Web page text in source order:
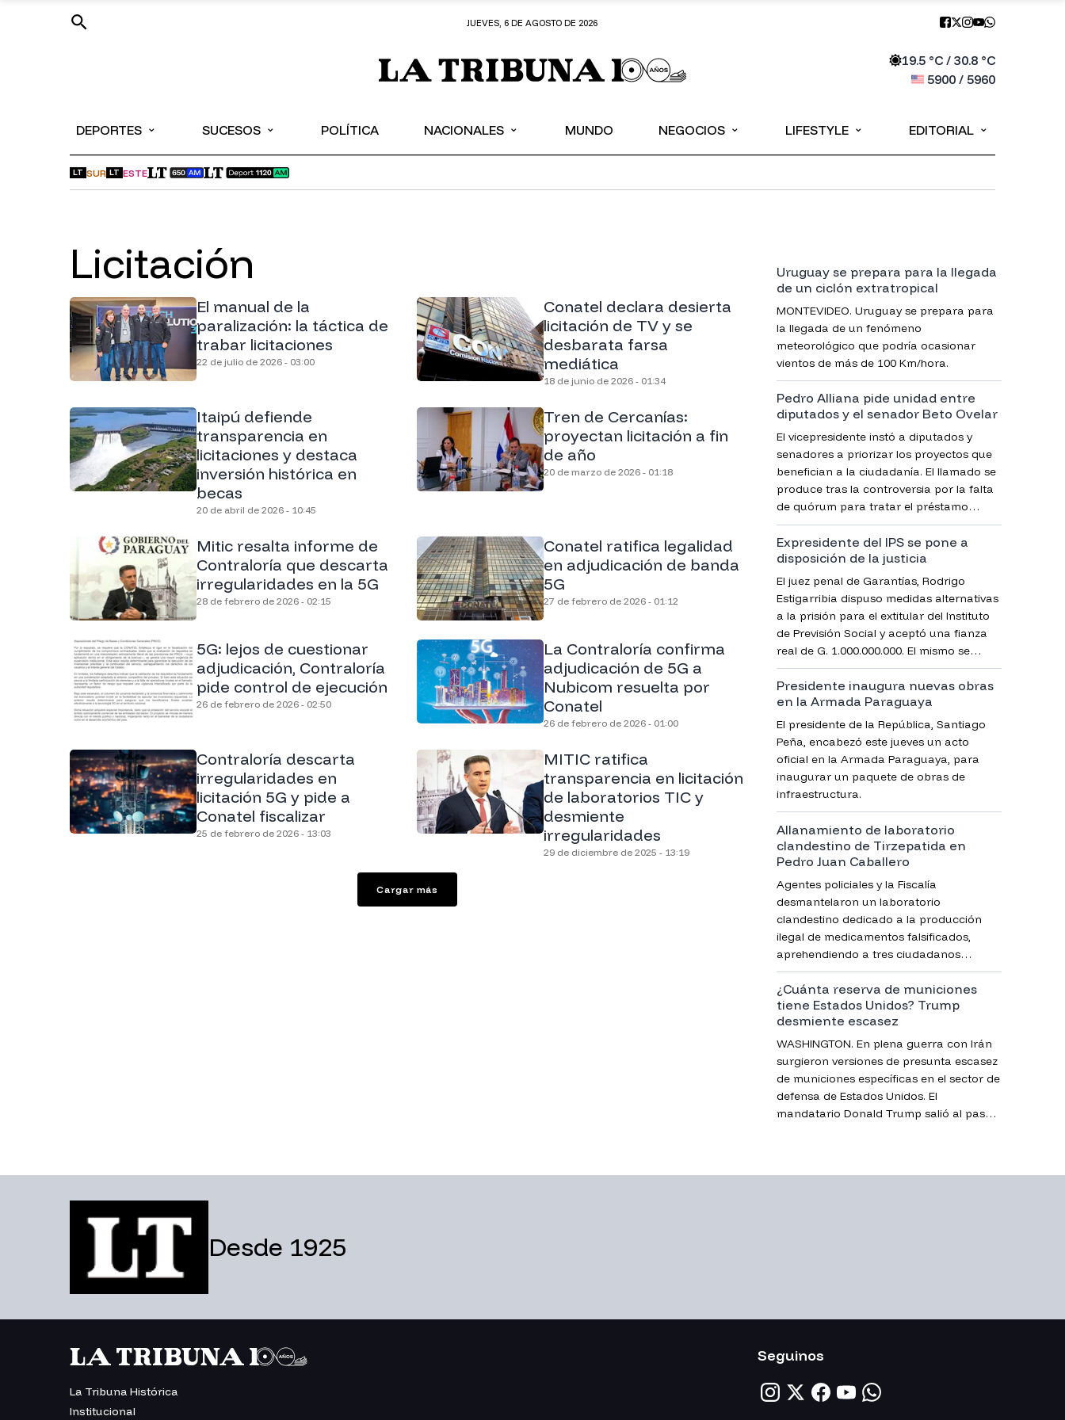
JUEVES, 6 DE AGOSTO DE 2026
19.5°C / 30.8°C
5900/ 5960
DEPORTES ⌄ SUCESOS ⌄ POLÍTICA NACIONALES ⌄ MUNDO NEGOCIOS ⌄ LIFESTYLE ⌄ EDITORIAL ⌄
LT SUR LT ESTE
Licitación
El manual de la
paralización: la táctica de
trabar licitaciones
22 de julio de 2026 - 03:00
Conatel declara desierta
licitación de TV y se
desbarata farsa
mediática
18 de junio de 2026 - 01:34
Itaipú defiende
transparencia en
licitaciones y destaca
inversión histórica en
becas
20 de abril de 2026 - 10:45
Tren de Cercanías:
proyectan licitación a fin
de año
20 de marzo de 2026 - 01:18
Mitic resalta informe de
Contraloría que descarta
irregularidades en la 5G
28 de febrero de 2026 - 02:15
Conatel ratifica legalidad
en adjudicación de banda
5G
27 de febrero de 2026 - 01:12
5G: lejos de cuestionar
adjudicación, Contraloría
pide control de ejecución
26 de febrero de 2026 - 02:50
La Contraloría confirma
adjudicación de 5G a
Nubicom resuelta por
Conatel
26 de febrero de 2026 - 01:00
Contraloría descarta
irregularidades en
licitación 5G y pide a
Conatel fiscalizar
25 de febrero de 2026 - 13:03
MITIC ratifica
transparencia en licitación
de laboratorios TIC y
desmiente
irregularidades
29 de diciembre de 2025 - 13:19
Cargar más
Uruguay se prepara para la llegada
de un ciclón extratropical
MONTEVIDEO. Uruguay se prepara para
la llegada de un fenómeno
meteorológico que podría ocasionar
vientos de más de 100 Km/hora.
Pedro Alliana pide unidad entre
diputados y el senador Beto Ovelar
El vicepresidente instó a diputados y
senadores a priorizar los proyectos que
benefician a la ciudadanía. El llamado se
produce tras la controversia por la falta
de quórum para tratar el préstamo
destinado a rutas rurales.
Expresidente del IPS se pone a
disposición de la justicia
El juez penal de Garantías, Rodrigo
Estigarribia dispuso medidas alternativas
a la prisión para el extitular del Instituto
de Previsión Social y aceptó una fianza
real de G. 1.000.000.000. El mismo se
encuentra imputado por lesión de
confianza.
Presidente inaugura nuevas obras
en la Armada Paraguaya
El presidente de la República, Santiago
Peña, encabezó este jueves un acto
oficial en la Armada Paraguaya, para
inaugurar un paquete de obras de
infraestructura.
Allanamiento de laboratorio
clandestino de Tirzepatida en
Pedro Juan Caballero
Agentes policiales y la Fiscalía
desmantelaron un laboratorio
clandestino dedicado a la producción
ilegal de medicamentos falsificados,
aprehendiendo a tres ciudadanos
brasileños e incautando evidencias clave.
El producto era comercializado en un
reconocido centro comercial de la zona.
¿Cuánta reserva de municiones
tiene Estados Unidos? Trump
desmiente escasez
WASHINGTON. En plena guerra con Irán
surgieron versiones de presunta escasez
de municiones específicas en el sector de
defensa de Estados Unidos. El
mandatario Donald Trump salió al paso
Desde 1925
La Tribuna Histórica
Institucional
Seguinos